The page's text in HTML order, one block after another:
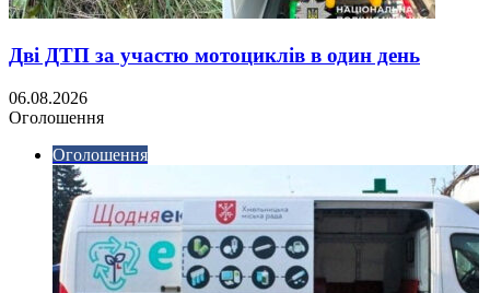
Дві ДТП за участю мотоциклів в один день
06.08.2026
Оголошення
Оголошення